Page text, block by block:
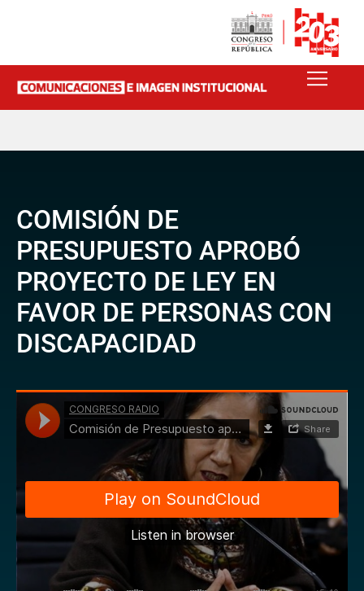
COMISIÓN DE
PRESUPUESTO APROBÓ
PROYECTO DE LEY EN
FAVOR DE PERSONAS CON
DISCAPACIDAD